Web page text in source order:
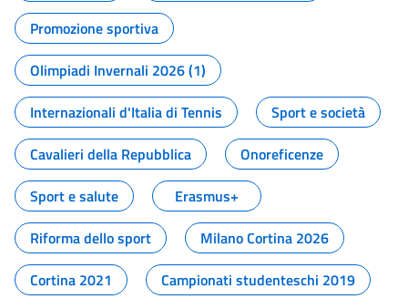
Promozione sportiva
Olimpiadi Invernali 2026 (1)
Internazionali d'Italia di Tennis
Sport e società
Cavalieri della Repubblica
Onoreficenze
Sport e salute
Erasmus+
Riforma dello sport
Milano Cortina 2026
Cortina 2021
Campionati studenteschi 2019